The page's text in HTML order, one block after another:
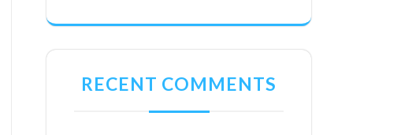
RECENT COMMENTS